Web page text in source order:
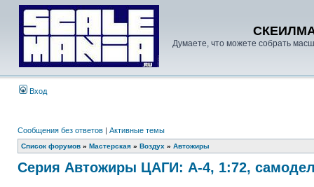
Думаете, что можете собрать
Вход
Сообщения без ответов | Активные темы
Список форумов » Мастерская » Воздух » Автожиры
Серия Автожиры ЦАГИ: А-4, 1:72,